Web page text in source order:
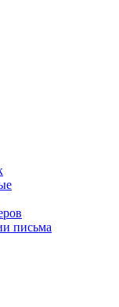
письма